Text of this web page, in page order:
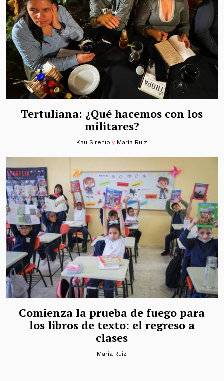
Tertuliana: ¿Qué hacemos con los
militares?
Kau Sirenio y María Ruiz
Comienza la prueba de fuego para
los libros de texto: el regreso a
clases
María Ruiz